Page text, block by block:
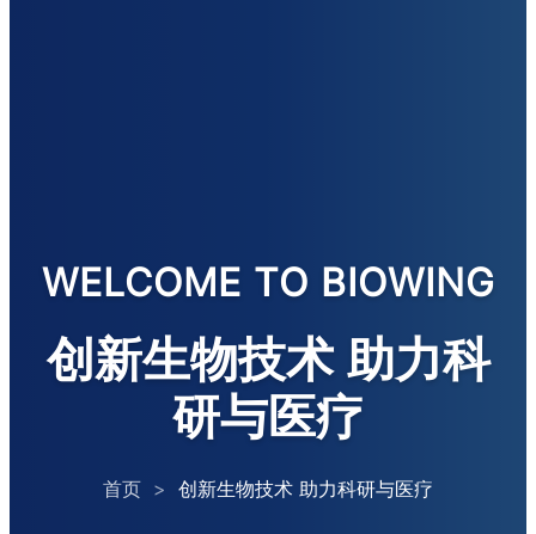
WELCOME TO BIOWING
创新生物技术 助力科
研与医疗
首页 > 创新生物技术 助力科研与医疗